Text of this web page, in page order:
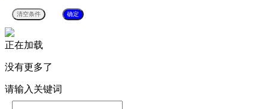
正在加载
没有更多了
请输入关键词